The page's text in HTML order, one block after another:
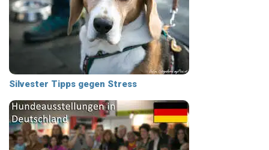
Silvester Tipps gegen Stress